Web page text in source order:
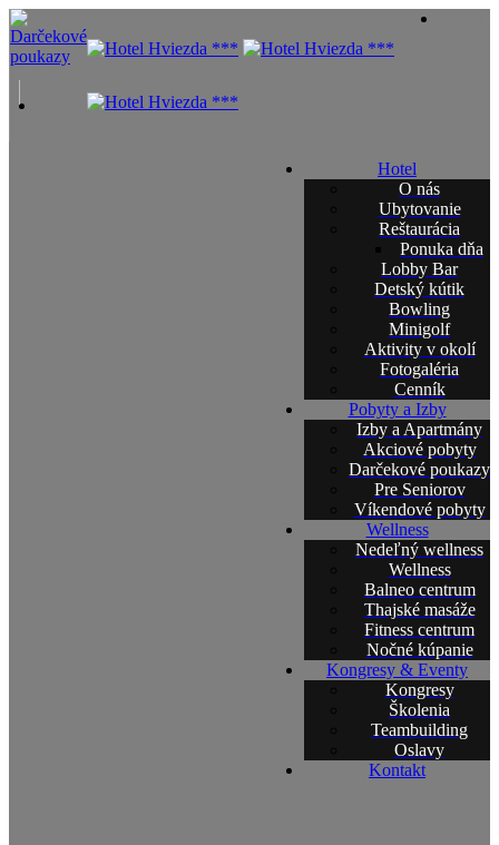
Hotel
O nás
Ubytovanie
Reštaurácia
Ponuka dňa
Lobby Bar
Detský kútik
Bowling
Minigolf
Aktivity v okolí
Fotogaléria
Cenník
Pobyty a Izby
Izby a Apartmány
Akciové pobyty
Darčekové poukazy
Pre Seniorov
Víkendové pobyty
Wellness
Nedeľný wellness
Wellness
Balneo centrum
Thajské masáže
Fitness centrum
Nočné kúpanie
Kongresy & Eventy
Kongresy
Školenia
Teambuilding
Oslavy
Kontakt